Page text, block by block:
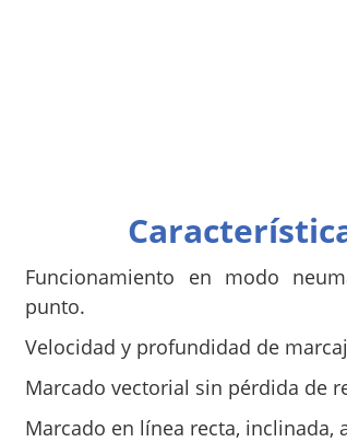
Funcionamiento en modo
punto.
Velocidad y profundidad de
Marcado vectorial sin pérdida de
Marcado en línea recta, inclinada,